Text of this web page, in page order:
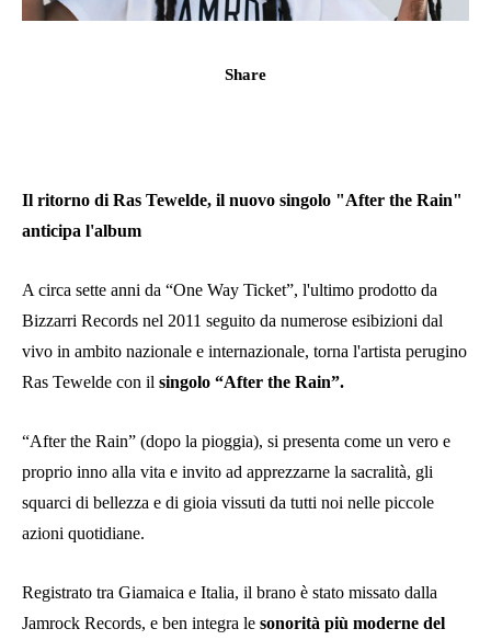
Share
Il ritorno di Ras Tewelde, il nuovo singolo "After the Rain"
anticipa l'album
A circa sette anni da “One Way Ticket”, l'ultimo prodotto da
Bizzarri Records nel 2011 seguito da numerose esibizioni dal
vivo in ambito nazionale e internazionale, torna l'artista perugino
Ras Tewelde con il singolo “After the Rain”.
“After the Rain” (dopo la pioggia), si presenta come un vero e
proprio inno alla vita e invito ad apprezzarne la sacralità, gli
squarci di bellezza e di gioia vissuti da tutti noi nelle piccole
azioni quotidiane.
Registrato tra Giamaica e Italia, il brano è stato missato dalla
Jamrock Records, e ben integra le sonorità più moderne del